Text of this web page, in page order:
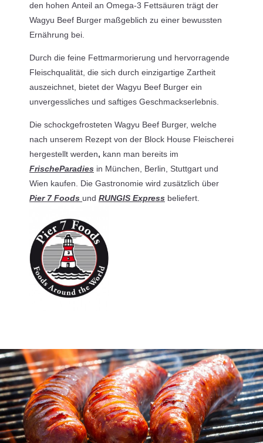
den hohen Anteil an Omega-3 Fettsäuren trägt der
Wagyu Beef Burger maßgeblich zu einer bewussten
Ernährung bei.
Durch die feine Fettmarmorierung und hervorragende
Fleischqualität, die sich durch einzigartige Zartheit
auszeichnet, bietet der Wagyu Beef Burger ein
unvergessliches und saftiges Geschmackserlebnis.
Die schockgefrosteten Wagyu Beef Burger, welche
nach unserem Rezept von der Block House Fleischerei
hergestellt werden, kann man bereits im
FrischeParadies in München, Berlin, Stuttgart und
Wien kaufen. Die Gastronomie wird zusätzlich über
Pier 7 Foods und RUNGIS Express beliefert.